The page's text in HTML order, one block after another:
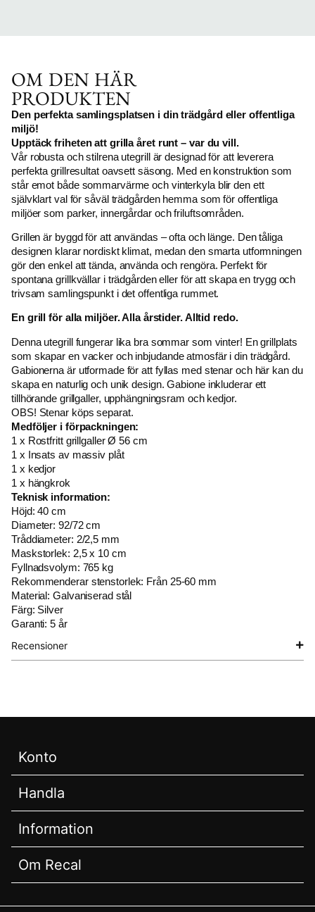
OM DEN HÄR
PRODUKTEN
Den perfekta samlingsplatsen i din trädgård eller offentliga
miljö!
Upptäck friheten att grilla året runt – var du vill.
Vår robusta och stilrena utegrill är designad för att leverera
perfekta grillresultat oavsett säsong. Med en konstruktion som
står emot både sommarvärme och vinterkyla blir den ett
självklart val för såväl trädgården hemma som för offentliga
miljöer som parker, innergårdar och friluftsområden.
Grillen är byggd för att användas – ofta och länge. Den tåliga
designen klarar nordiskt klimat, medan den smarta utformningen
gör den enkel att tända, använda och rengöra. Perfekt för
spontana grillkvällar i trädgården eller för att skapa en trygg och
trivsam samlingspunkt i det offentliga rummet.
En grill för alla miljöer. Alla årstider. Alltid redo.
Denna utegrill fungerar lika bra sommar som vinter! En grillplats
som skapar en vacker och inbjudande atmosfär i din trädgård.
Gabionerna är utformade för att fyllas med stenar och här kan du
skapa en naturlig och unik design. Gabione inkluderar ett
tillhörande grillgaller, upphängningsram och kedjor.
OBS! Stenar köps separat.
Medföljer i förpackningen:
1 x Rostfritt grillgaller Ø 56 cm
1 x Insats av massiv plåt
1 x kedjor
1 x hängkrok
Teknisk information:
Höjd: 40 cm
Diameter: 92/72 cm
Tråddiameter: 2/2,5 mm
Maskstorlek: 2,5 x 10 cm
Fyllnadsvolym: 765 kg
Rekommenderar stenstorlek: Från 25-60 mm
Material: Galvaniserad stål
Färg: Silver
Garanti: 5 år
Recensioner
Konto
Handla
Information
Om Recal